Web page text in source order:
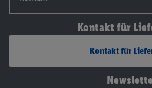
Kontakt für
Kontakt für